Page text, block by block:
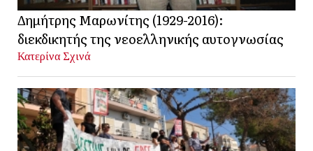
Δημήτρης Μαρωνίτης (1929-2016):
διεκδικητής της νεοελληνικής αυτογνωσίας
Κατερίνα Σχινά